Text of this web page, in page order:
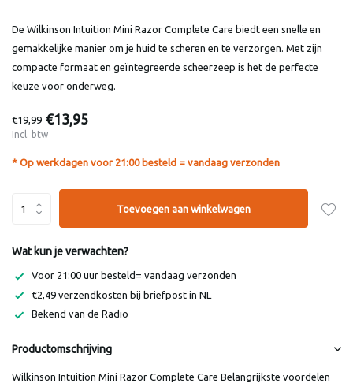
De Wilkinson Intuition Mini Razor Complete Care biedt een snelle en
gemakkelijke manier om je huid te scheren en te verzorgen. Met zijn
compacte formaat en geïntegreerde scheerzeep is het de perfecte
keuze voor onderweg.
€19,99 €13,95
Incl. btw
* Op werkdagen voor 21:00 besteld = vandaag verzonden
Toevoegen aan winkelwagen
Wat kun je verwachten?
Voor 21:00 uur besteld= vandaag verzonden
€2,49 verzendkosten bij briefpost in NL
Bekend van de Radio
Productomschrijving
Wilkinson Intuition Mini Razor Complete Care Belangrijkste voordelen